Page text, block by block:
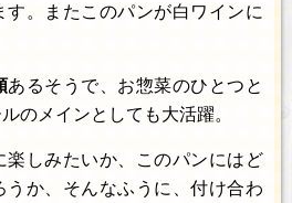
す。またこのパンが白ワインに
あるそうで、お惣菜のひとつと
のメインとしても大活躍。
楽しみたいか、このパンにはど
うか、そんなふうに、付け合わ